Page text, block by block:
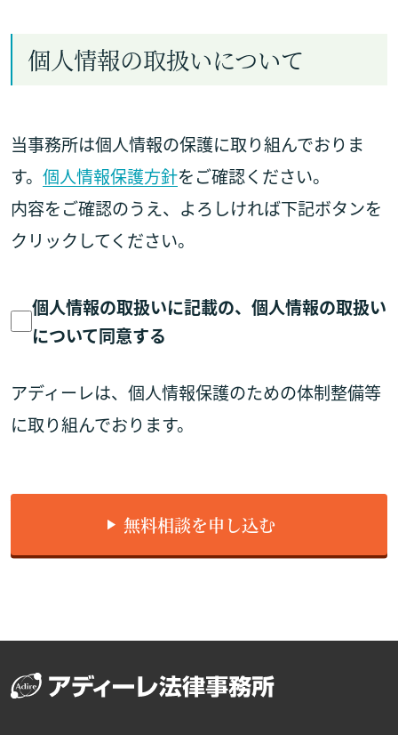
個人情報の取扱いについて
当事務所は個人情報の保護に取り組んでおりま
す。 個人情報保護方針をご確認ください。
内容をご確認のうえ、よろしければ下記ボタンを
クリックしてください。
個人情報の取扱いに記載の、個人情報の取扱い
について同意する
アディーレは、個人情報保護のための体制整備等
に取り組んでおります。
無料相談を申し込む